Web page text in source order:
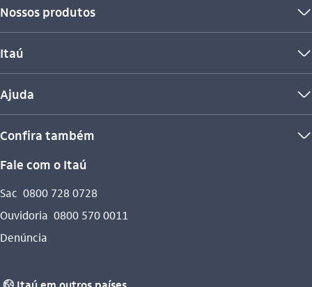
Nossos produtos seta_baixo
Itaú seta_baixo
Ajuda seta_baixo
Confira também seta_baixo
Fale com o Itaú
Sac 0800 728 0728
Ouvidoria 0800 570 0011
Denúncia